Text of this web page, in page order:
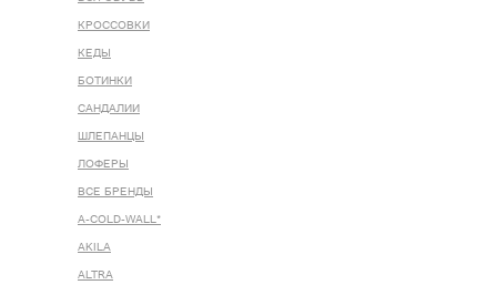
КРОССОВКИ
КЕДЫ
БОТИНКИ
САНДАЛИИ
ШЛЕПАНЦЫ
ЛОФЕРЫ
ВСЕ БРЕНДЫ
A-COLD-WALL*
AKILA
ALTRA